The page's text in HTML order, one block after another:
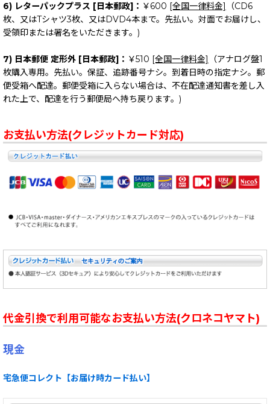
6) レターパックプラス [日本郵政]： ￥600 [全国一律料金]
（CD6
枚、又はTシャツ3枚、又はDVD4本まで。先払い。対面でお届けし、
受領印または署名をいただきます。)
7) 日本郵便 定形外 [日本郵政]： ￥510 [全国一律料金]
（アナログ盤1
枚購入専用。先払い。保証、追跡番号ナシ。到着日時の指定ナシ。郵
便受箱へ配達。郵便受箱に入らない場合は、不在配達通知書を差し入
れた上で、配達を行う郵便局へ持ち戻ります。)
お支払い方法(クレジットカード対応)
代金引換で利用可能なお支払い方法(クロネコヤマト)
現金
宅急便コレクト【お届け時カード払い】